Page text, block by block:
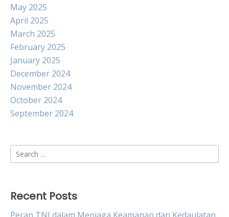
May 2025
April 2025
March 2025
February 2025
January 2025
December 2024
November 2024
October 2024
September 2024
Search
for:
Recent Posts